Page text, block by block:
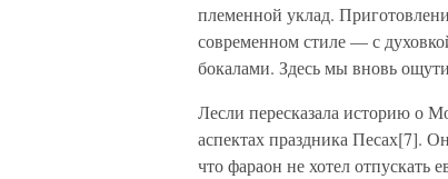
племенной уклад.
современном стиле — с
бокалами. Здесь мы вновь
Лесли пересказала историю о
аспектах праздника Песах[7].
что фараон не хотел отпускать